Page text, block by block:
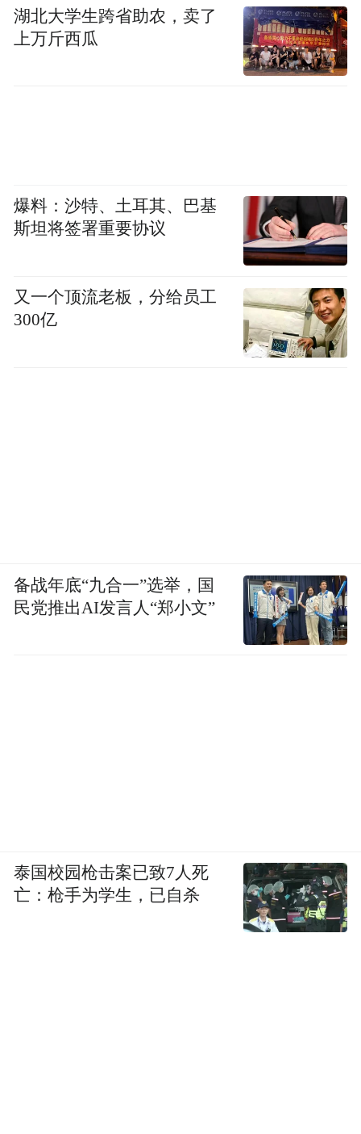
湖北大学生跨省助农，卖了
上万斤西瓜
爆料：沙特、土耳其、巴基
斯坦将签署重要协议
又一个顶流老板，分给员工
300亿
备战年底“九合一”选举，国
民党推出AI发言人“郑小文”
泰国校园枪击案已致7人死
亡：枪手为学生，已自杀